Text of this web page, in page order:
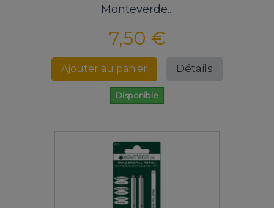
Monteverde...
7,50 €
Ajouter au panier Détails
Disponible